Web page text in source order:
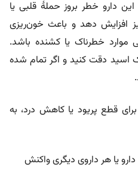
دارو خطر بروز حملۀ قلبی یا
افزایش دهد و باعث خون‌ریزی
خطرناک یا کشنده باشد.
اسید دقت کنید و اگر تمام شده
قطع پریود یا کاهش درد، به
دارو یا هر داروی دیگری واکنش